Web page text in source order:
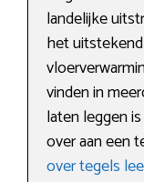
landelijke
het
vinden in
laten leggen
over aan een
over tegels